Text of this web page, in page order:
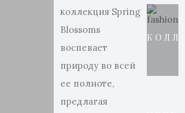
коллекция Spring
Blossoms
воспевает
природу во всей
ее полноте,
предлагая